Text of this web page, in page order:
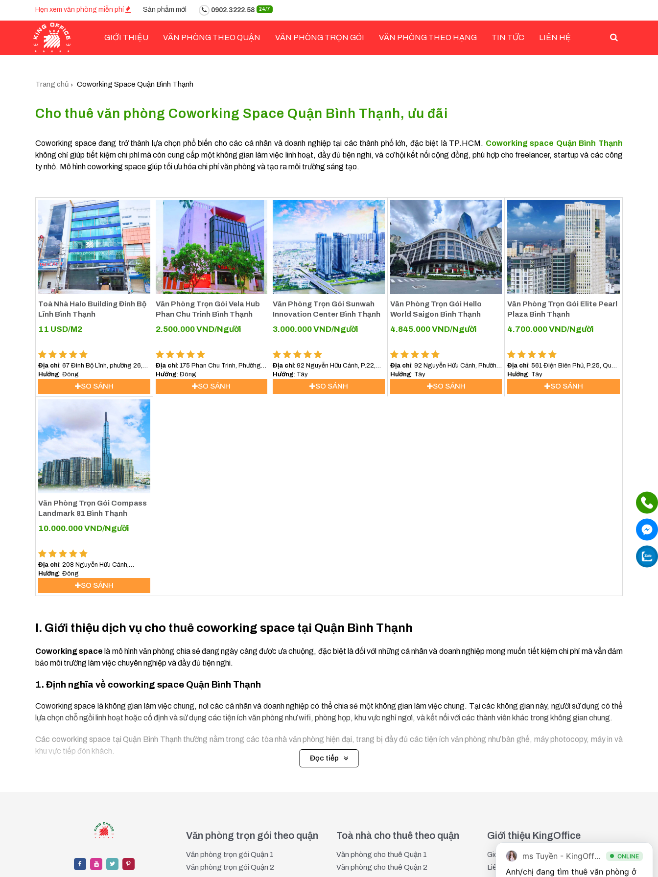
Hẹn xem văn phòng miễn phí Sản phẩm mới 0902.3222.58 24/7
GIỚI THIỆU VĂN PHÒNG THEO QUẬN VĂN PHÒNG TRỌN GÓI VĂN PHÒNG THEO HẠNG TIN TỨC LIÊN HỆ
Trang chủ Coworking Space Quận Bình Thạnh
Cho thuê văn phòng Coworking Space Quận Bình Thạnh, ưu đãi
Coworking space đang trở thành lựa chọn phổ biến cho các cá nhân và doanh nghiệp tại các thành phố lớn, đặc biệt là TP.HCM. Coworking space Quận Bình Thạnh
không chỉ giúp tiết kiệm chi phí mà còn cung cấp một không gian làm việc linh hoạt, đầy đủ tiện nghi, và cơ hội kết nối cộng đồng, phù hợp cho freelancer, startup và các công
ty nhỏ. Mô hình coworking space giúp tối ưu hóa chi phí văn phòng và tạo ra môi trường sáng tạo.
Toà Nhà Halo Building Đinh Bộ
Lĩnh Bình Thạnh
11 USD/M2
Địa chỉ: 67 Đinh Bộ Lĩnh, phường 26,
quận Bình Thạnh
Hướng : Đông
SO SÁNH
Văn Phòng Trọn Gói Vela Hub
Phan Chu Trinh Bình Thạnh
2.500.000VND/Người
Địa chỉ: 175 Phan Chu Trinh, Phường
13, Bình Thạnh
Hướng : Đông
SO SÁNH
Văn Phòng Trọn Gói Sunwah
Innovation Center Bình Thạnh
3.000.000VND/Người
Địa chỉ: 92 Nguyễn Hữu Cảnh, P.22,
Quận Bình Thạnh
Hướng : Tây
SO SÁNH
Văn Phòng Trọn Gói Hello
World Saigon Bình Thạnh
4.845.000VND/Người
Địa chỉ: 92 Nguyễn Hữu Cảnh, Phường
22, Quận Bình Thạnh
Hướng : Tây
SO SÁNH
Văn Phòng Trọn Gói Elite Pearl
Plaza Bình Thạnh
4.700.000VND/Người
Địa chỉ: 561 Điện Biên Phủ, P.25, Quận
Bình Thạnh
Hướng : Tây
SO SÁNH
Văn Phòng Trọn Gói Compass
Landmark 81 Bình Thạnh
10.000.000VND/Người
Địa chỉ: 208 Nguyễn Hữu Cảnh,
Phường 22, Bình Thạnh
Hướng : Đông
SO SÁNH
I. Giới thiệu dịch vụ cho thuê coworking space tại Quận Bình Thạnh
Coworking space là mô hình văn phòng chia sẻ đang ngày càng được ưa chuộng, đặc biệt là đối với những cá nhân và doanh nghiệp mong muốn tiết kiệm chi phí mà vẫn đảm
bảo môi trường làm việc chuyên nghiệp và đầy đủ tiện nghi.
1. Định nghĩa về coworking space Quận Bình Thạnh
Coworking space là không gian làm việc chung, nơi các cá nhân và doanh nghiệp có thể chia sẻ một không gian làm việc chung. Tại các không gian này, người sử dụng có thể
lựa chọn chỗ ngồi linh hoạt hoặc cố định và sử dụng các tiện ích văn phòng như wifi, phòng họp, khu vực nghỉ ngơi, và kết nối với các thành viên khác trong không gian chung.
Các coworking space tại Quận Bình Thạnh thường nằm trong các tòa nhà văn phòng hiện đại, trang bị đầy đủ các tiện ích văn phòng như bàn ghế, máy photocopy, máy in và
khu vực tiếp đón khách.
tiết kiệm chi phí và linh hoạt hơn về thời gian sử dụng.
Dịch vụ này thích hợp cho các nhóm nhỏ hoặc doanh nghiệp muốn không gian làm việc riêng biệt nhưng vẫn tận dụng được các tiện ích chung của coworking space. Văn phòng
Đọc tiếp
Văn phòng trọn gói theo quận
Văn phòng trọn gói Quận 1
Văn phòng trọn gói Quận 2
Toà nhà cho thuê theo quận
Văn phòng cho thuê Quận 1
Văn phòng cho thuê Quận 2
Giới thiệu KingOffice
Giới thiệu
Liên hệ
ms Tuyền - KingOffice ONLINE
Anh/chị đang tìm thuê văn phòng ở